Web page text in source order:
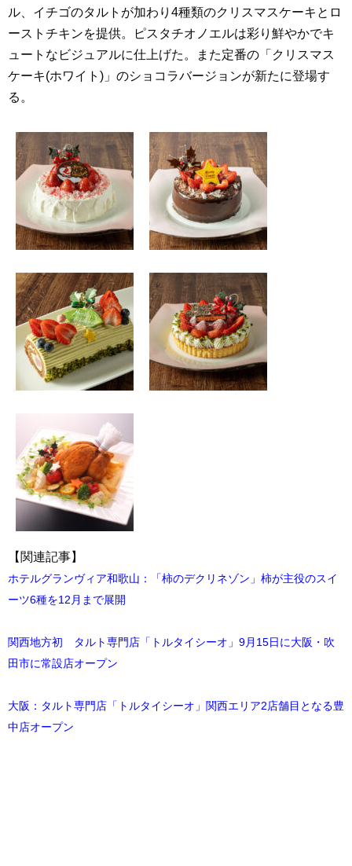
ル、イチゴのタルトが加わり4種類のクリスマスケーキとロ
ーストチキンを提供。ピスタチオノエルは彩り鮮やかでキ
ュートなビジュアルに仕上げた。また定番の「クリスマス
ケーキ(ホワイト)」のショコラバージョンが新たに登場す
る。
【関連記事】
ホテルグランヴィア和歌山：「柿のデクリネゾン」柿が主役のスイ
ーツ6種を12月まで展開
関西地方初 タルト専門店「トルタイシーオ」9月15日に大阪・吹
田市に常設店オープン
大阪：タルト専門店「トルタイシーオ」関西エリア2店舗目となる豊
中店オープン